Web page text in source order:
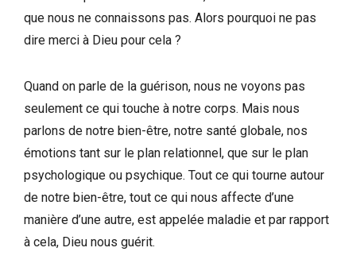
que nous ne connaissons pas. Alors pourquoi ne pas
dire merci à Dieu pour cela ?
Quand on parle de la guérison, nous ne voyons pas
seulement ce qui touche à notre corps. Mais nous
parlons de notre bien-être, notre santé globale, nos
émotions tant sur le plan relationnel, que sur le plan
psychologique ou psychique. Tout ce qui tourne autour
de notre bien-être, tout ce qui nous affecte d’une
manière d’une autre, est appelée maladie et par rapport
à cela, Dieu nous guérit.